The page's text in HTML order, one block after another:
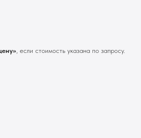
, если стоимость указана по запросу.